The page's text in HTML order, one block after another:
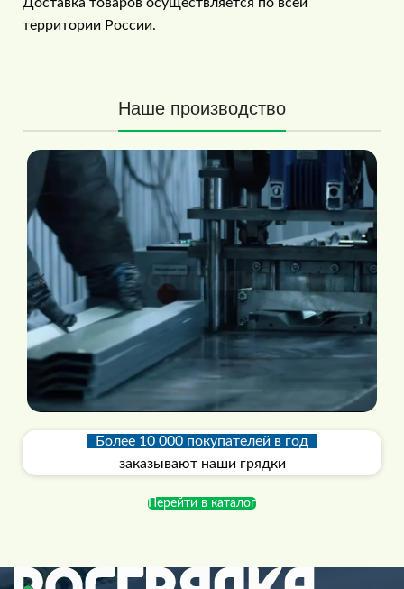
территории России.
Наше производство
Более 10 000 покупателей в год
заказывают наши грядки
Перейти в каталог